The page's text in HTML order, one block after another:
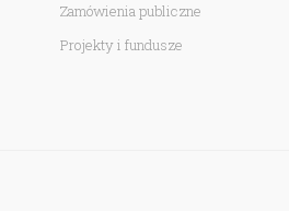
Zamówienia publiczne
Projekty i fundusze